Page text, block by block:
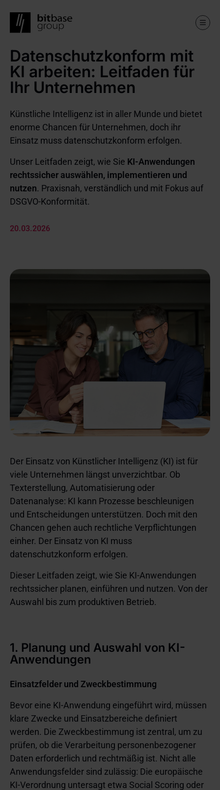
Skip
main
content
Datenschutzkonform mit
KI arbeiten: Leitfaden für
Ihr Unternehmen
Künstliche Intelligenz ist in aller Munde und bietet
enorme Chancen für Unternehmen, doch ihr
Einsatz muss datenschutzkonform erfolgen.
Unser Leitfaden zeigt, wie Sie KI-Anwendungen
rechtssicher auswählen, implementieren und
nutzen. Praxisnah, verständlich und mit Fokus auf
DSGVO-Konformität.
20.03.2026
Der Einsatz von Künstlicher Intelligenz (KI) ist für
viele Unternehmen längst unverzichtbar. Ob
Texterstellung, Automatisierung oder
Datenanalyse: KI kann Prozesse beschleunigen
und Entscheidungen unterstützen. Doch mit den
Chancen gehen auch rechtliche Verpflichtungen
einher. Der Einsatz von KI muss
datenschutzkonform erfolgen.
Dieser Leitfaden zeigt, wie Sie KI-Anwendungen
rechtssicher planen, einführen und nutzen. Von der
Auswahl bis zum produktiven Betrieb.
1. Planung und Auswahl von KI-
Anwendungen
Einsatzfelder und Zweckbestimmung
Bevor eine KI-Anwendung eingeführt wird, müssen
klare Zwecke und Einsatzbereiche definiert
werden. Die Zweckbestimmung ist zentral, um zu
prüfen, ob die Verarbeitung personenbezogener
Daten erforderlich und rechtmäßig ist. Nicht alle
Anwendungsfelder sind zulässig: Die europäische
KI-Verordnung untersagt etwa Social Scoring oder